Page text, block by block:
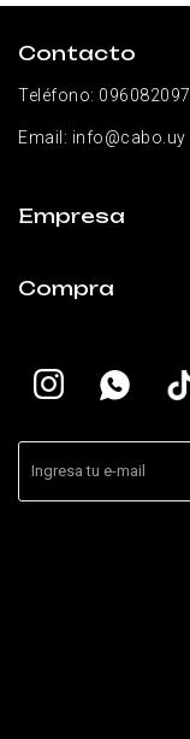
 
Contacto
Teléfono: 096082097
Email: info@cabo.uy
Empresa
Compra